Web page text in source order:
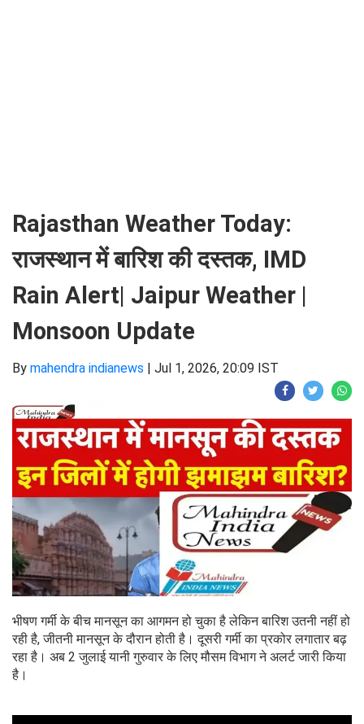
Rajasthan Weather Today:
राजस्थान में बारिश की दस्तक, IMD
Rain Alert| Jaipur Weather |
Monsoon Update
By mahendra indianews | Jul 1, 2026, 20:09 IST
भीषण गर्मी के बीच मानसून का आगमन हो चुका है लेकिन बारिश उतनी नहीं हो
रही है, जीतनी मानसून के दौरान होती है। दूसरी गर्मी का प्रकोर लगातार बढ़
रहा है। अब 2 जुलाई यानी गुरुवार के लिए मौसम विभाग ने अलर्ट जारी किया
है।